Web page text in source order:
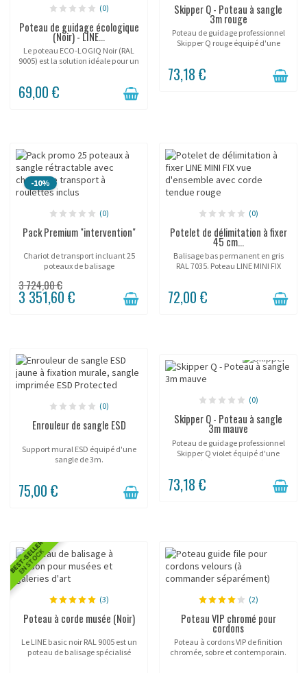
(0)
Poteau de guidage écologique
(Noir) - LINE...
Le poteau ECO-LOGIQ Noir (RAL
9005) est la solution idéale pour un
balisage événement durable et
musées, galeries, showrooms et
69,00 €
Skipper Q - Poteau à sangle
3m rouge
Poteau de guidage professionnel
Skipper Q rouge équipé d'une
sangle rétractable de 3 mètres et
cm, sangle 50 mm auto-freinée.
73,18 €
-10%
(0)
Pack Premium "intervention"
Chariot de transport incluant 25
poteaux de balisage
3 724,00 €
3 351,60 €
(0)
Potelet de délimitation à fixer
45 cm...
Balisage bas permanent en gris
RAL 7035. Poteau LINE MINI FIX
sécurisées dans les musées,
72,00 €
(0)
Enrouleur de sangle ESD
Support mural ESD équipé d'une
sangle de 3m.
75,00 €
(0)
Skipper Q - Poteau à sangle
3m mauve
Poteau de guidage professionnel
Skipper Q violet équipé d'une
sangle rétractable de 3 mètres et
cm, sangle 50 mm auto-freinée.
Coloris premium...
73,18 €
BEST-SELLER
EN STOCK
(3)
Poteau à corde musée (Noir)
Le LINE basic noir RAL 9005 est un
poteau de balisage spécialisé
dans la gestion d'accès aux
(2)
Poteau VIP chromé pour
cordons
Poteau à cordons VIP de finition
chromée, sobre et contemporain.